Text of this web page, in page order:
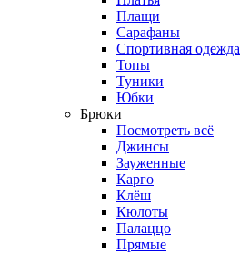
Плащи
Сарафаны
Спортивная одежда
Топы
Туники
Юбки
Брюки
Посмотреть всё
Джинсы
Зауженные
Карго
Клёш
Кюлоты
Палаццо
Прямые